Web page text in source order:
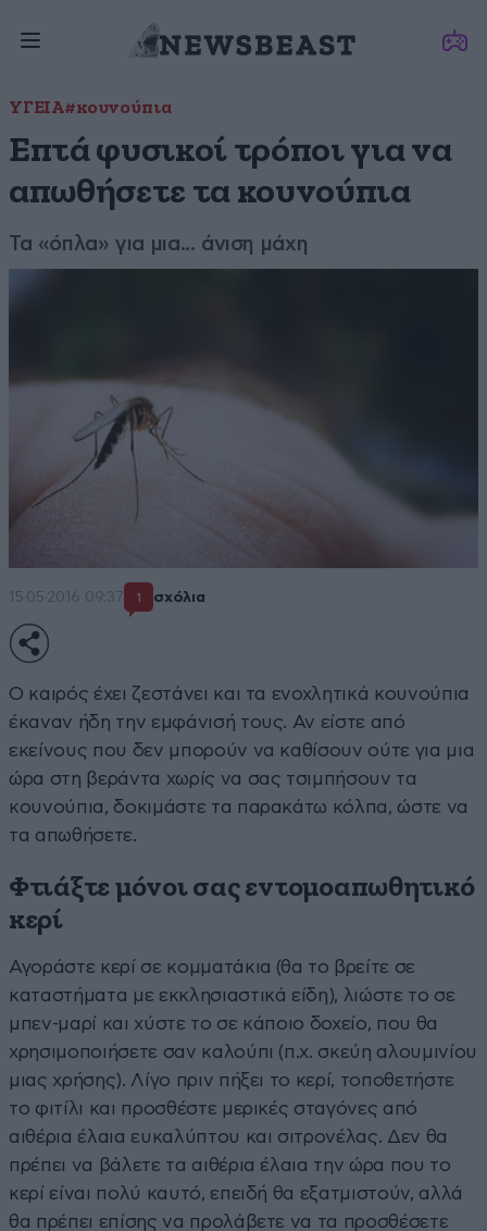
ΥΓΕΙΑ#κουνούπια
Επτά φυσικοί τρόποι για να
απωθήσετε τα κουνούπια
Τα «όπλα» για μια... άνιση μάχη
15·05·2016 09:37 1 σχόλια
Ο καιρός έχει ζεστάνει και τα ενοχλητικά κουνούπια
έκαναν ήδη την εμφάνισή τους. Αν είστε από
εκείνους που δεν μπορούν να καθίσουν ούτε για μια
ώρα στη βεράντα χωρίς να σας τσιμπήσουν τα
κουνούπια, δοκιμάστε τα παρακάτω κόλπα, ώστε να
τα απωθήσετε.
Φτιάξτε μόνοι σας εντομοαπωθητικό
κερί
Αγοράστε κερί σε κομματάκια (θα το βρείτε σε
καταστήματα με εκκλησιαστικά είδη), λιώστε το σε
μπεν-μαρί και χύστε το σε κάποιο δοχείο, που θα
χρησιμοποιήσετε σαν καλούπι (π.χ. σκεύη αλουμινίου
μιας χρήσης). Λίγο πριν πήξει το κερί, τοποθετήστε
το φιτίλι και προσθέστε μερικές σταγόνες από
αιθέρια έλαια ευκαλύπτου και σιτρονέλας. Δεν θα
πρέπει να βάλετε τα αιθέρια έλαια την ώρα που το
κερί είναι πολύ καυτό, επειδή θα εξατμιστούν, αλλά
θα πρέπει επίσης να προλάβετε να τα προσθέσετε